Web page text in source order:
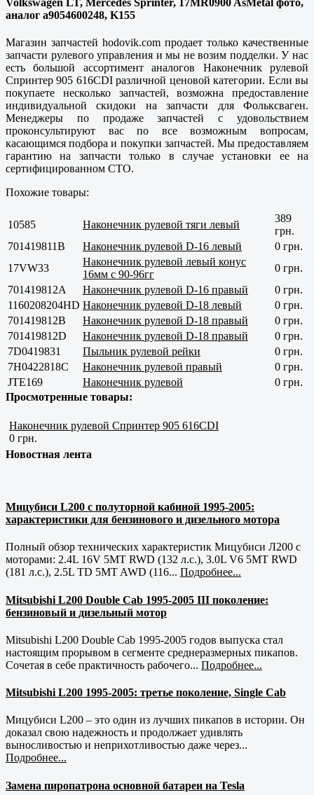
аналог a9054600248, K155
Магазин запчастей hodovik.com продает только качественные
запчасти рулевого управления и мы не возим подделки. У нас
есть большой ассортимент аналогов Наконечник рулевой
Спринтер 905 616CDI различной ценовой категории. Если вы
покупаете несколько запчастей, возможна предоставление
индивидуальной скидоки на запчасти для Фольксваген.
Менеджеры по продаже запчастей с удовольствием
проконсультируют вас по все возможным вопросам,
касающимся подбора и покупки запчастей. Мы предоставляем
гарантию на запчасти только в случае установки ее на
сертифицированном СТО.
Похожие товары:
10585 Наконечник рулевой тяги левый
389
грн.
701419811B
Наконечник рулевой D-16 левый
0 грн.
17VW33
Наконечник рулевой левый конус
16мм с 90-96гг
0 грн.
701419812А
Наконечник рулевой D-16 правый
0 грн.
1160208204HD Наконечник рулевой D-18 левый
0 грн.
701419812B
Наконечник рулевой D-18 правый
0 грн.
701419812D
Наконечник рулевой D-18 правый
0 грн.
7D0419831
Пыльник рулевой рейки
0 грн.
7H0422818С
Наконечник рулевой правый
0 грн.
JTE169
Наконечник рулевой
0 грн.
Просмотренные товары:
Наконечник рулевой Спринтер 905 616CDI
0 грн.
Новостная лента
Мицубиси L200 с полуторной кабиной 1995-2005:
характеристики для бензинового и дизельного мотора
Полный обзор технических характеристик Мицубиси Л200 с
моторами: 2.4L 16V 5MT RWD (132 л.с.), 3.0L V6 5MT RWD
(181 л.с.), 2.5L TD 5MT AWD (116... Подробнее...
Mitsubishi L200 Double Cab 1995-2005 III поколение:
бензиновый и дизельный мотор
Mitsubishi L200 Double Cab 1995-2005 годов выпуска стал
настоящим прорывом в сегменте среднеразмерных пикапов.
Сочетая в себе практичность рабочего... Подробнее...
Mitsubishi L200 1995-2005: третье поколение, Single Cab
Мицубиси L200 – это один из лучших пикапов в истории. Он
доказал свою надежность и продолжает удивлять
выносливостью и неприхотливостью даже через...
Подробнее...
Замена пиропатрона основной батареи на Tesla